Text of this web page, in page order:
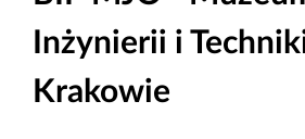
Inżynierii i
Krakowie